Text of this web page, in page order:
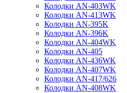
Колодки AN-403WK
Колодки AN-413WK
Колодки AN-395K
Колодки AN-396K
Колодки AN-404WK
Колодки AN-405
Колодки AN-436WK
Колодки AN-407WK
Колодки AN-417/626
Колодки AN-408WK